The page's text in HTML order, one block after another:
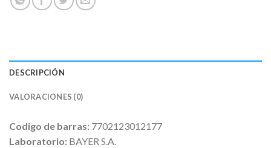
DESCRIPCIÓN
VALORACIONES (0)
Codigo de barras: 7702123012177
Laboratorio: BAYER S.A.